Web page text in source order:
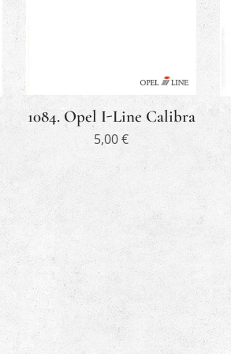
1084. Opel I-Line Calibra
5,00€